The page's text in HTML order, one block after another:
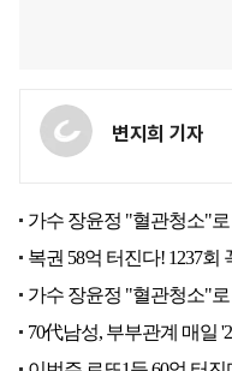
변지희 기자